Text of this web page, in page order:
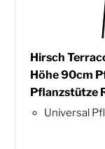
Hirsch
Höhe 90cm
Pflanzstütze
Universal